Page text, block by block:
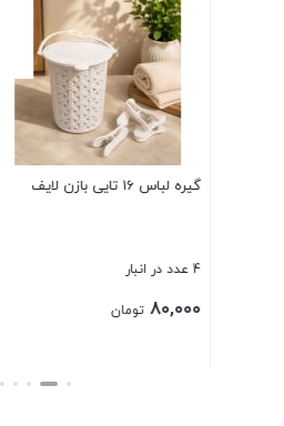
گیره لباس 16 تایی بازن لایف
تومان
بستن